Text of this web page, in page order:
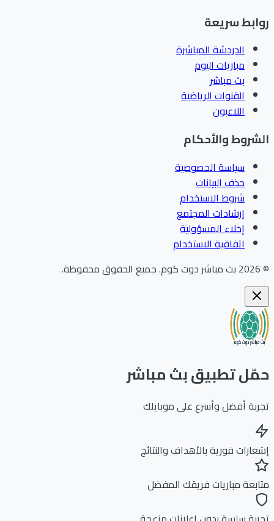
سريعة
الدردشة المباشرة
مباريات اليوم
بث مباشر
القنوات الرياضية
اللاعبون
والأحكام
سياسة الخصوصية
حذف البيانات
شروط الاستخدام
إرشادات المجتمع
إخلاء المسؤولية
اتفاقية الاستخدام
بث مباشر دوت كوم.جميع الحقوق محفوظة.
تطبيق بث مباشر
أفضل وأسرع على موبايلك
فورية بالأهداف والنتائج
مباريات فريقك المفضل